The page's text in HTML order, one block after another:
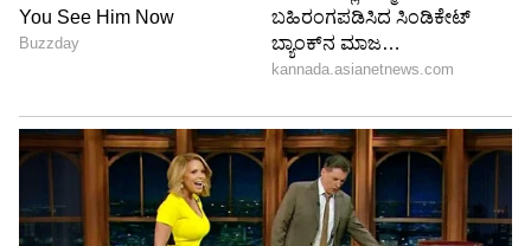
ತಾಯಿಯಾಗಿ ಮಕ್ಕಳನ್ನು ಸಂಭಾಳಿಸುವುದು ಎಷ್ಟು ಸುಂದರ
ಜವಾಬ್ದಾರಿ ಎಂಬುದನ್ನು ರಾಧಿಕಾ ಈ ಪೋಸ್ಟ್ ಮೂಲಕ